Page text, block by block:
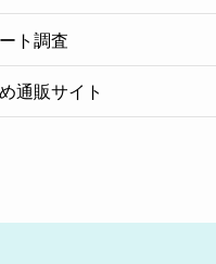
ト調査
通販サイト